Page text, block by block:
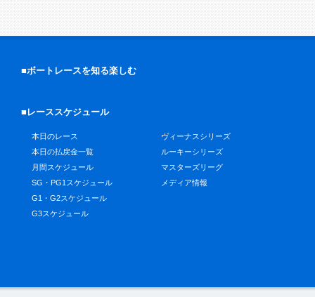
■ボートレースを知る楽しむ
■レーススケジュール
本日のレース
本日の払戻金一覧
月間スケジュール
SG・PG1スケジュール
G1・G2スケジュール
G3スケジュール
ヴィーナスシリーズ
ルーキーシリーズ
マスターズリーグ
メディア情報